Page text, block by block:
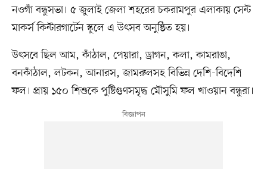
নওগাঁ বন্ধুসভা। ৫ জুলাই জেলা শহরের চকরামপুর এলাকায় সেন্ট
মাকর্স কিন্টারগার্টেন স্কুলে এ উৎসব অনুষ্ঠিত হয়।
উৎসবে ছিল আম, কাঁঠাল, পেয়ারা, ড্রাগন, কলা, কামরাঙা,
বনকাঁঠাল, লটকন, আনারস, জামরুলসহ বিভিন্ন দেশি-বিদেশি
ফল। প্রায় ১৫০ শিশুকে পুষ্টিগুণসমৃদ্ধ মৌসুমি ফল খাওয়ান বন্ধুরা।